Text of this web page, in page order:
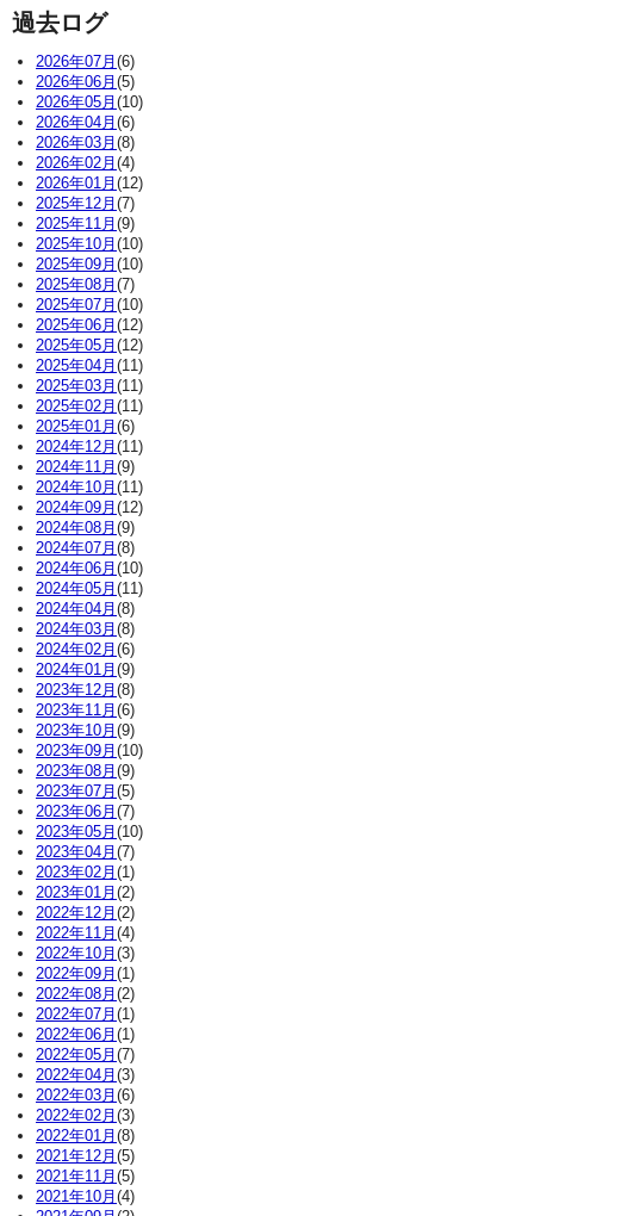
過去ログ
2026年07月(6)
2026年06月(5)
2026年05月(10)
2026年04月(6)
2026年03月(8)
2026年02月(4)
2026年01月(12)
2025年12月(7)
2025年11月(9)
2025年10月(10)
2025年09月(10)
2025年08月(7)
2025年07月(10)
2025年06月(12)
2025年05月(12)
2025年04月(11)
2025年03月(11)
2025年02月(11)
2025年01月(6)
2024年12月(11)
2024年11月(9)
2024年10月(11)
2024年09月(12)
2024年08月(9)
2024年07月(8)
2024年06月(10)
2024年05月(11)
2024年04月(8)
2024年03月(8)
2024年02月(6)
2024年01月(9)
2023年12月(8)
2023年11月(6)
2023年10月(9)
2023年09月(10)
2023年08月(9)
2023年07月(5)
2023年06月(7)
2023年05月(10)
2023年04月(7)
2023年02月(1)
2023年01月(2)
2022年12月(2)
2022年11月(4)
2022年10月(3)
2022年09月(1)
2022年08月(2)
2022年07月(1)
2022年06月(1)
2022年05月(7)
2022年04月(3)
2022年03月(6)
2022年02月(3)
2022年01月(8)
2021年12月(5)
2021年11月(5)
2021年10月(4)